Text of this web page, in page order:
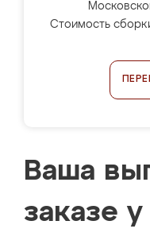
Стоимость
Ваша
заказе